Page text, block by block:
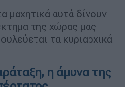
μαχητικά αυτά δίνουν
της χώρας μας
τα κυριαρχικά
η άμυνα της